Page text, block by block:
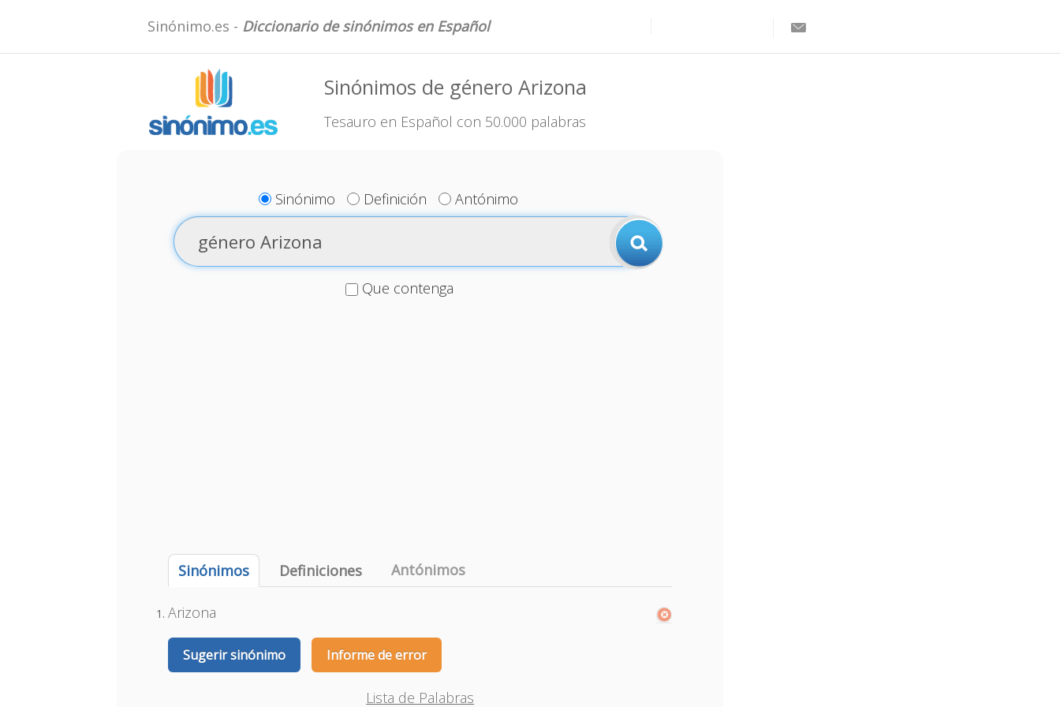
Sinónimo.es - Diccionario de sinónimos en Español
Sinónimos de género Arizona
Tesauro en Español con 50.000 palabras
Sinónimo Definición Antónimo
Que contenga
Sinónimos Definiciones Antónimos
Arizona
Sugerir sinónimo Informe de error
Lista de Palabras